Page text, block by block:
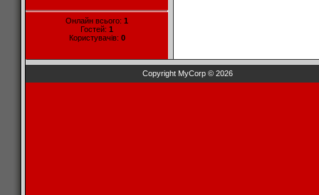
Онлайн всього: 1
Гостей: 1
Користувачів: 0
Copyright MyCorp © 2026